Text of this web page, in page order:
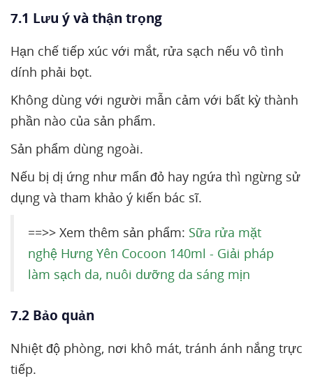
7.1 Lưu ý và thận trọng
Hạn chế tiếp xúc với mắt, rửa sạch nếu vô tình
dính phải bọt.
Không dùng với người mẫn cảm với bất kỳ thành
phần nào của sản phẩm.
Sản phẩm dùng ngoài.
Nếu bị dị ứng như mẩn đỏ hay ngứa thì ngừng sử
dụng và tham khảo ý kiến bác sĩ.
==>> Xem thêm sản phẩm: Sữa rửa mặt
nghệ Hưng Yên Cocoon 140ml - Giải pháp
làm sạch da, nuôi dưỡng da sáng mịn
7.2 Bảo quản
Nhiệt độ phòng, nơi khô mát, tránh ánh nắng trực
tiếp.